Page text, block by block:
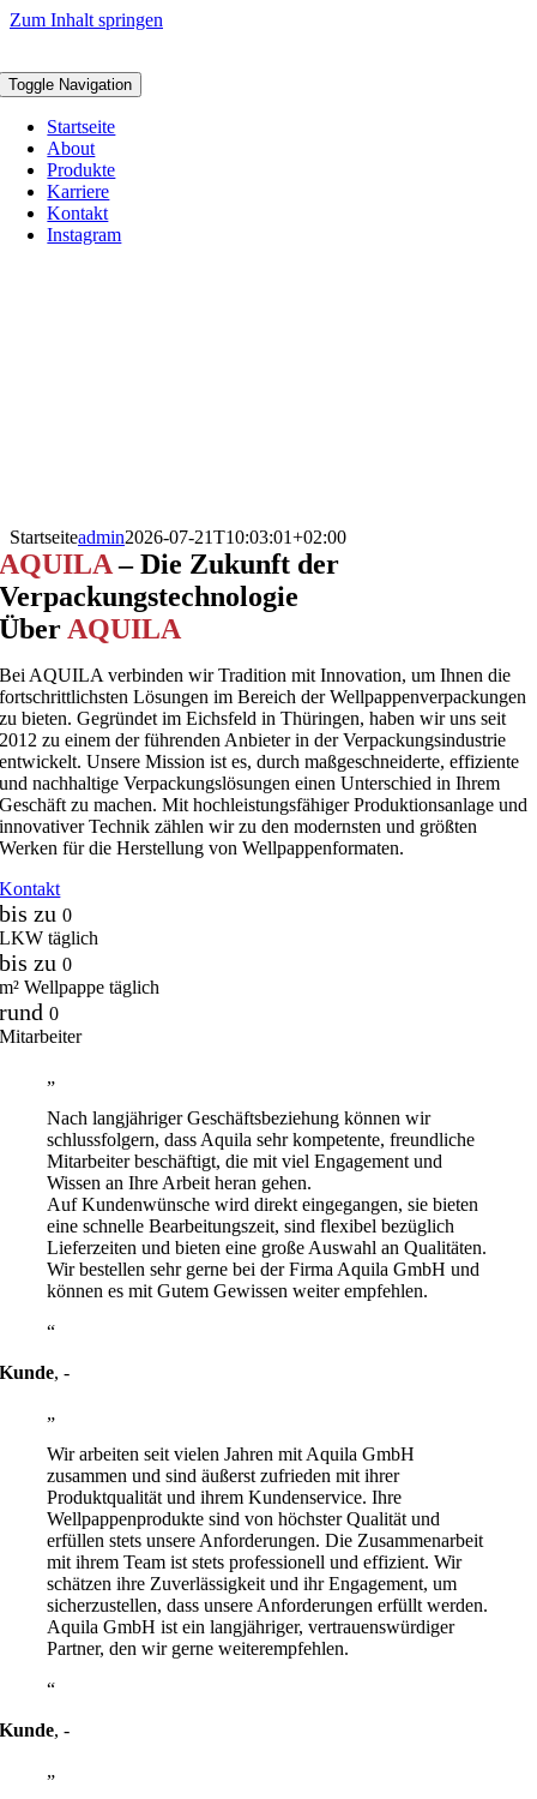
Zum Inhalt springen
Toggle Navigation
Startseite
About
Produkte
Karriere
Kontakt
Instagram
Startseiteadmin2026-07-21T10:03:01+02:00
AQUILA– Die Zukunft der
Verpackungstechnologie
Über AQUILA
Bei AQUILA verbinden wir Tradition mit Innovation, um Ihnen die
fortschrittlichsten Lösungen im Bereich der Wellpappenverpackungen
zu bieten. Gegründet im Eichsfeld in Thüringen, haben wir uns seit
2012 zu einem der führenden Anbieter in der Verpackungsindustrie
entwickelt. Unsere Mission ist es, durch maßgeschneiderte, effiziente
und nachhaltige Verpackungslösungen einen Unterschied in Ihrem
Geschäft zu machen. Mit hochleistungsfähiger Produktionsanlage und
innovativer Technik zählen wir zu den modernsten und größten
Werken für die Herstellung von Wellpappenformaten.
Kontakt
bis zu0
LKW täglich
bis zu0
m² Wellpappe täglich
rund0
Mitarbeiter
Nach langjähriger Geschäftsbeziehung können wir
schlussfolgern, dass Aquila sehr kompetente, freundliche
Mitarbeiter beschäftigt, die mit viel Engagement und
Wissen an Ihre Arbeit heran gehen.
Auf Kundenwünsche wird direkt eingegangen, sie bieten
eine schnelle Bearbeitungszeit, sind flexibel bezüglich
Lieferzeiten und bieten eine große Auswahl an Qualitäten.
Wir bestellen sehr gerne bei der Firma Aquila GmbH und
können es mit Gutem Gewissen weiter empfehlen.
Kunde,-
Wir arbeiten seit vielen Jahren mit Aquila GmbH
zusammen und sind äußerst zufrieden mit ihrer
Produktqualität und ihrem Kundenservice. Ihre
Wellpappenprodukte sind von höchster Qualität und
erfüllen stets unsere Anforderungen. Die Zusammenarbeit
mit ihrem Team ist stets professionell und effizient. Wir
schätzen ihre Zuverlässigkeit und ihr Engagement, um
sicherzustellen, dass unsere Anforderungen erfüllt werden.
Aquila GmbH ist ein langjähriger, vertrauenswürdiger
Partner, den wir gerne weiterempfehlen.
Kunde,-